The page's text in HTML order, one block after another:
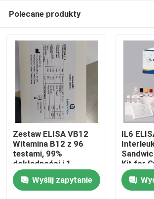
Dom
Polecane produkty
Zestaw ELISA VB12
Witamina B12 z 96
testami, 99%
dokładności i 1-
godzinnym czasem
analizy do badań nad
niedoborem witamin
Wyślij zapytanie
IL6
Kit for
in
Serum,